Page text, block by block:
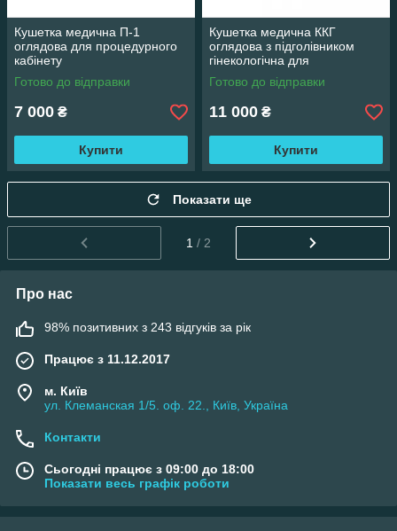
Кушетка медична П-1
оглядова для процедурного
кабінету
Готово до відправки
7 000 ₴
Купити
Кушетка медична ККГ
оглядова з підголівником
гінекологічна для
процедурного кабінету
Готово до відправки
11 000 ₴
Купити
Показати ще
1 / 2
Про нас
98% позитивних з 243 відгуків за рік
Працює з 11.12.2017
м. Київ
ул. Клеманская 1/5. оф. 22., Київ, Україна
Контакти
Сьогодні працює з 09:00 до 18:00
Показати весь графік роботи